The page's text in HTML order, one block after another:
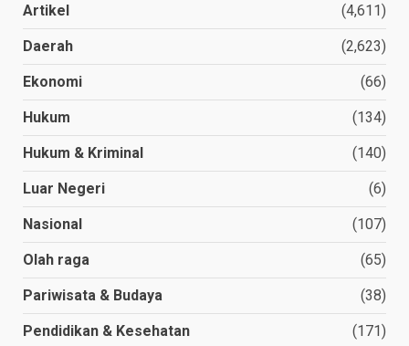
Artikel (4,611)
Daerah (2,623)
Ekonomi (66)
Hukum (134)
Hukum & Kriminal (140)
Luar Negeri (6)
Nasional (107)
Olah raga (65)
Pariwisata & Budaya (38)
Pendidikan & Kesehatan
(171)